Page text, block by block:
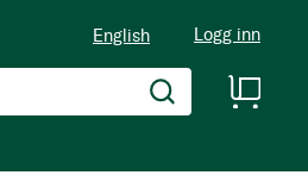
English Logg inn